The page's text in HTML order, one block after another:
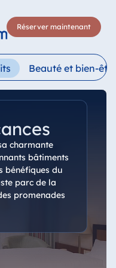
Réserver maintenant
Beauté et bien-être
charmante
bâtiments
bénéfiques du
parc de la
promenades